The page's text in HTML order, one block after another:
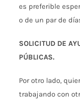
es preferible
o de un par de
SOLICITUD DE
PÚBLICAS.
Por otro lado,
trabajando con